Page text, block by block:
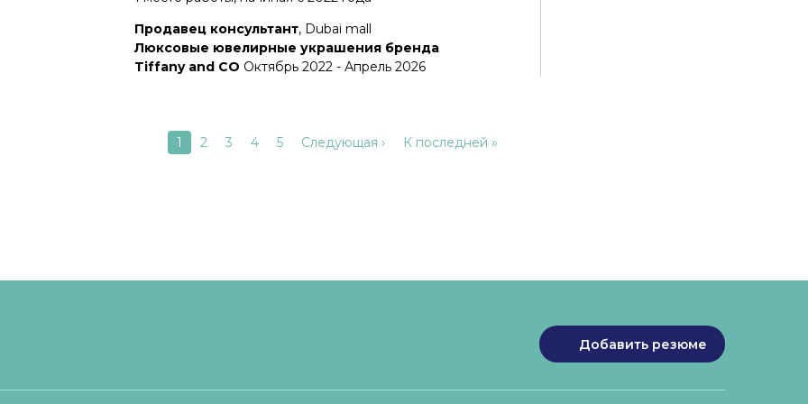
Продавец консультант, Dubai mall
Люксовые ювелирные украшения бренда
Tiffany and CO Октябрь 2022 - Апрель 2026
Текущая
страница
1 Страница
2 Страница
3 Страница
4 Страница
5
Следующая
Следующая ›
Последняя
К последней »
Добавить резюме